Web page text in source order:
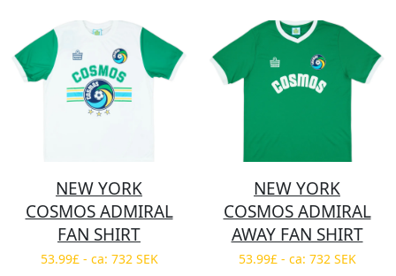
NEW YORK
COSMOS ADMIRAL
FAN SHIRT
53.99£ - ca: 732 SEK
NEW YORK
COSMOS ADMIRAL
AWAY FAN SHIRT
53.99£ - ca: 732 SEK